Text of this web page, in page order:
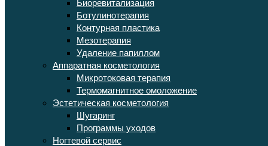
Биоревитализация
Ботулинотерапия
Контурная пластика
Мезотерапия
Удаление папиллом
Аппаратная косметология
Микротоковая терапия
Термомагнитное омоложение
Эстетическая косметология
Шугаринг
Программы уходов
Ногтевой сервис